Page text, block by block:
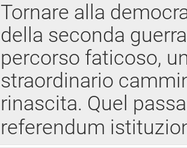
Tornare alla
della seconda
percorso faticoso,
straordinario
rinascita. Quel
referendum